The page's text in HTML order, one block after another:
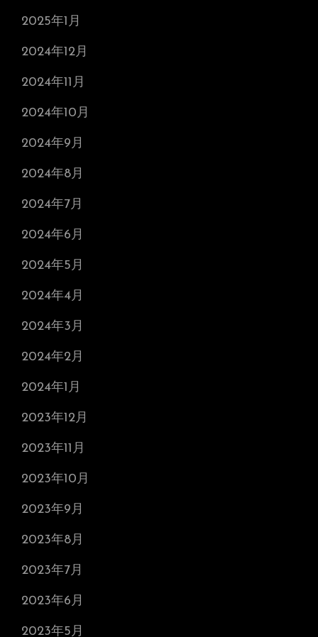
2025年1月
2024年12月
2024年11月
2024年10月
2024年9月
2024年8月
2024年7月
2024年6月
2024年5月
2024年4月
2024年3月
2024年2月
2024年1月
2023年12月
2023年11月
2023年10月
2023年9月
2023年8月
2023年7月
2023年6月
2023年5月